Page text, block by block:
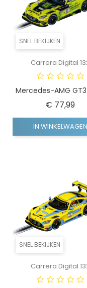
SNEL BEKIJKEN
Carrera Digital
Mercedes-AMG GT3
€ 77,99Prijs
IN WINKELWAGEN
SNEL BEKIJKEN
Carrera Digital